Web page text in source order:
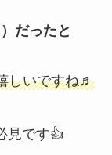
だったと
しいですね♬
見です👍